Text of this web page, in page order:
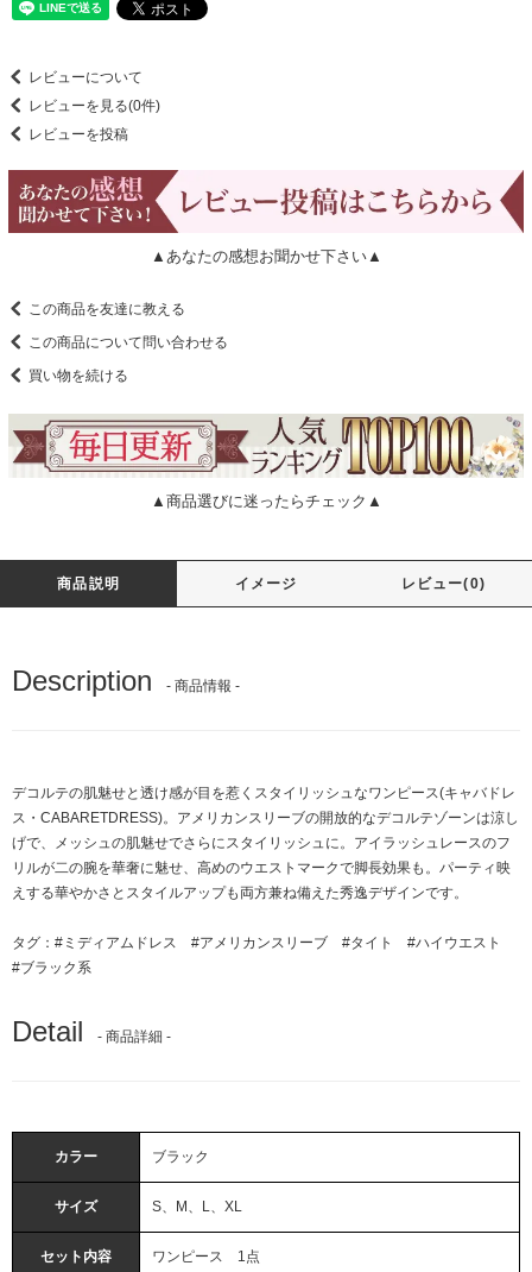
レビューについて
レビューを見る(0件)
レビューを投稿
▲あなたの感想お聞かせ下さい▲
この商品を友達に教える
この商品について問い合わせる
買い物を続ける
▲商品選びに迷ったらチェック▲
商品説明 イメージ レビュー(0)
Description - 商品情報 -
デコルテの肌魅せと透け感が目を惹くスタイリッシュなワンピース(キャバドレ
ス・CABARETDRESS)。アメリカンスリーブの開放的なデコルテゾーンは涼し
げで、メッシュの肌魅せでさらにスタイリッシュに。アイラッシュレースのフ
リルが二の腕を華奢に魅せ、高めのウエストマークで脚長効果も。パーティ映
えする華やかさとスタイルアップも両方兼ね備えた秀逸デザインです。
タグ： #ミディアムドレス #アメリカンスリーブ #タイト
#ハイウエスト
#ブラック系
Detail - 商品詳細 -
カラー ブラック
サイズ S、M、L、XL
セット内容 ワンピース 1点